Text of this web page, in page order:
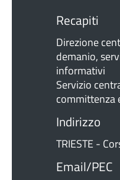
Recapiti
Direzione
demanio,
informativi
Servizio
committenza
Indirizzo
TRIESTE -
Email/PEC